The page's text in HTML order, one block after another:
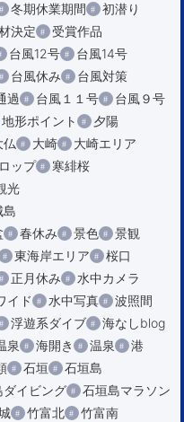
冬期休業期間
初潜り
決定
受賞作品
台風12号
台風14号
台風休み
台風対策
過 台風１１号
台風９号
地形ポイント
夕陽
仏 大崎
大崎エリア
ップ
寒緋桜
光
島
春休み 景色
景観
東海岸エリア
桜口
正月休み
水中カメラ
イド 水中写真
波照間
浮遊系ダイブ
海なしblog
泉 海開き 温泉
港
石垣
石垣島
ダイビング
石垣島マラソン
竹富北
竹富南